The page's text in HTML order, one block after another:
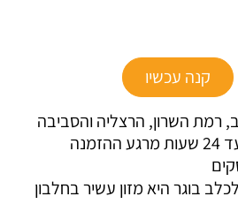
קנה עכשיו
רמת השרון, הרצליה והסביבה
בוגר היא מזון עשיר בחלבון